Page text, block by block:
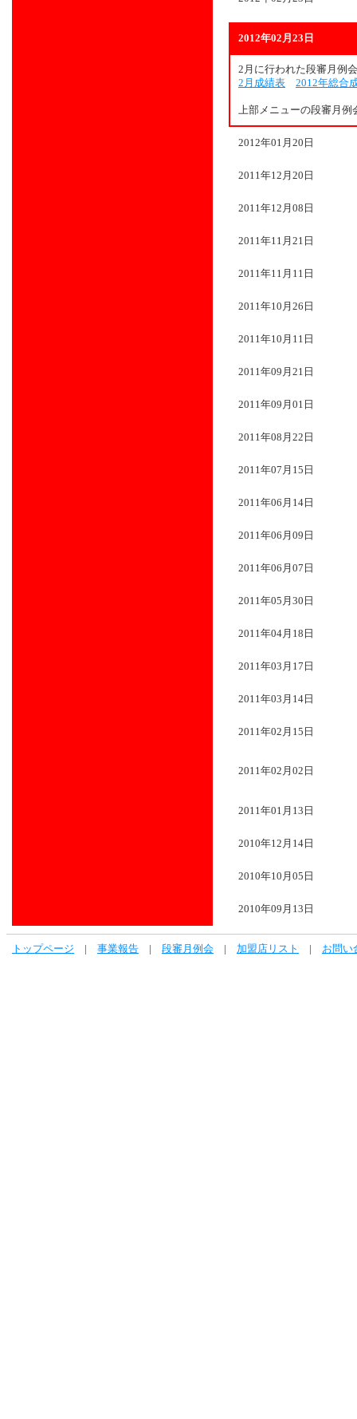
2012年02月23日
2月に行われた段審月例
2月成績表
2012年総合
上部メニューの段審月例
2012年01月20日
2011年12月20日
2011年12月08日
2011年11月21日
2011年11月11日
2011年10月26日
2011年10月11日
2011年09月21日
2011年09月01日
2011年08月22日
2011年07月15日
2011年06月14日
2011年06月09日
2011年06月07日
2011年05月30日
2011年04月18日
2011年03月17日
2011年03月14日
2011年02月15日
2011年02月02日
2011年01月13日
2010年12月14日
2010年10月05日
2010年09月13日
トップページ 事業報告 段審月例会 加盟店リスト お問い